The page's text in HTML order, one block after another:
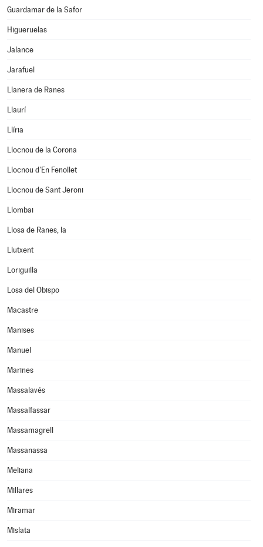
Guardamar de la Safor
Higueruelas
Jalance
Jarafuel
Llanera de Ranes
Llaurí
Llíria
Llocnou de la Corona
Llocnou d'En Fenollet
Llocnou de Sant Jeroni
Llombai
Llosa de Ranes, la
Llutxent
Loriguilla
Losa del Obispo
Macastre
Manises
Manuel
Marines
Massalavés
Massalfassar
Massamagrell
Massanassa
Meliana
Millares
Miramar
Mislata